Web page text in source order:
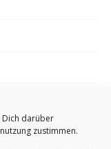
Dich darüber
zustimmen.